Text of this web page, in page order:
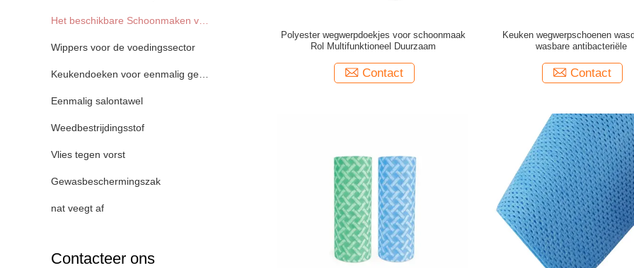
Het beschikbare Schoonmaken veegt af
Wippers voor de voedingssector
Keukendoeken voor eenmalig gebruik
Eenmalig salontawel
Weedbestrijdingsstof
Vlies tegen vorst
Gewasbeschermingszak
nat veegt af
Contacteer ons
Polyester wegwerpdoekjes voor schoonmaak
Rol Multifunktioneel Duurzaam
Contact
Keuken wegwerpschoenen
wasbare antibacteriële
Contact